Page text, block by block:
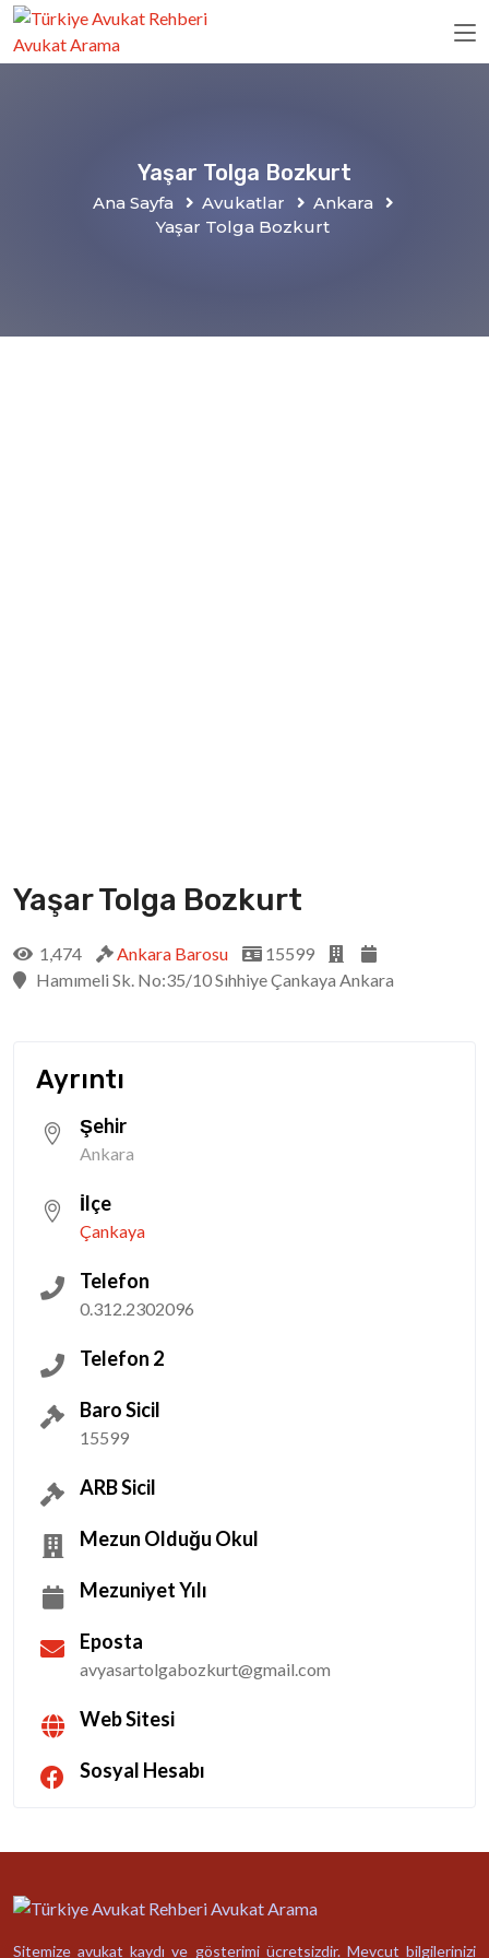
Yaşar Tolga Bozkurt
Ana Sayfa Avukatlar
Ankara
Yaşar Tolga Bozkurt
Yaşar Tolga Bozkurt
1,474 Ankara Barosu
15599
Hamımeli Sk. No:35/10 Sıhhiye Çankaya Ankara
Ayrıntı
Şehir
Ankara
İlçe
Çankaya
Telefon
0.312.2302096
Telefon 2
Baro Sicil
15599
ARB Sicil
Mezun Olduğu Okul
Mezuniyet Yılı
Eposta
avyasartolgabozkurt@gmail.com
Web Sitesi
Sosyal Hesabı
Sitemize avukat kaydı ve gösterimi ücretsizdir. Mevcut bilgilerinizi